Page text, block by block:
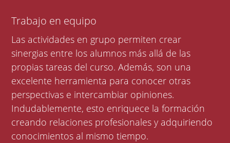
Trabajo en equipo
Las actividades en grupo permiten crear
sinergias entre los alumnos más allá de las
propias tareas del curso. Además, son una
excelente herramienta para conocer otras
perspectivas e intercambiar opiniones.
Indudablemente, esto enriquece la formación
creando relaciones profesionales y adquiriendo
conocimientos al mismo tiempo.